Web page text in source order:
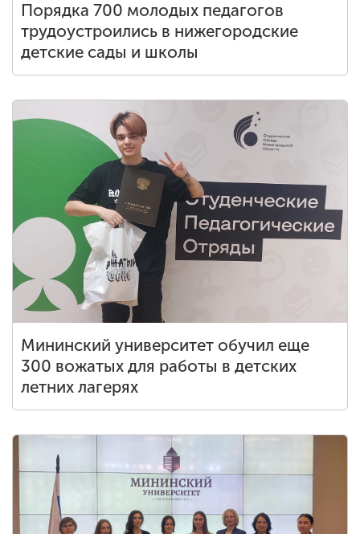
Порядка 700 молодых педагогов
трудоустроились в нижегородские
детские сады и школы
Мининский университет обучил еще
300 вожатых для работы в детских
летних лагерях